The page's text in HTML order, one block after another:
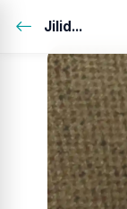
Jilid...